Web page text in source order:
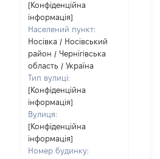
[Конфіденційна
інформація]
Населений пункт:
Носівка / Носівський
район / Чернігівська
область / Україна
Тип вулиці:
[Конфіденційна
інформація]
Вулиця:
[Конфіденційна
інформація]
Номер будинку: